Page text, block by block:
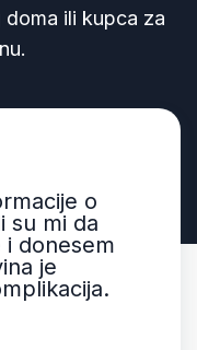
ili kupca za
o
su mi da
i donesem
je